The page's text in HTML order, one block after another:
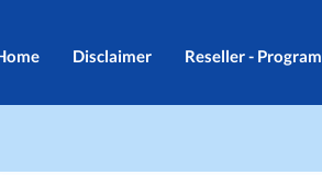
Disclaimer Reseller - Program